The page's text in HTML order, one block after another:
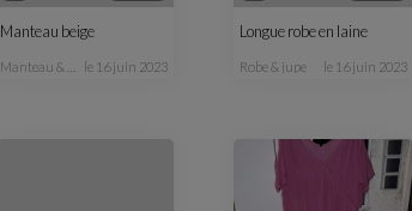
Manteau beige
manteau & veste le 16 juin 2023
Longue robe en laine
robe & jupe le 16 juin 2023